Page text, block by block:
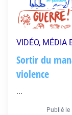
VIDÉO, MÉDIA
Sortir du
violence
...
Publié le